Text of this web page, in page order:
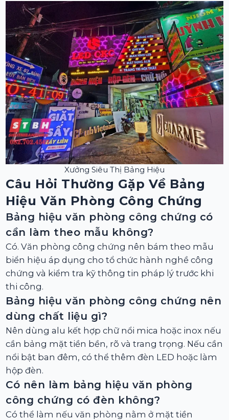
Xưởng Siêu Thị Bảng Hiệu
Câu Hỏi Thường Gặp Về Bảng
Hiệu Văn Phòng Công Chứng
Bảng hiệu văn phòng công chứng có
cần làm theo mẫu không?
Có. Văn phòng công chứng nên bám theo mẫu
biển hiệu áp dụng cho tổ chức hành nghề công
chứng và kiểm tra kỹ thông tin pháp lý trước khi
thi công.
Bảng hiệu văn phòng công chứng nên
dùng chất liệu gì?
Nên dùng alu kết hợp chữ nổi mica hoặc inox nếu
cần bảng mặt tiền bền, rõ và trang trọng. Nếu cần
nổi bật ban đêm, có thể thêm đèn LED hoặc làm
hộp đèn.
Có nên làm bảng hiệu văn phòng
công chứng có đèn không?
Có thể làm nếu văn phòng nằm ở mặt tiền